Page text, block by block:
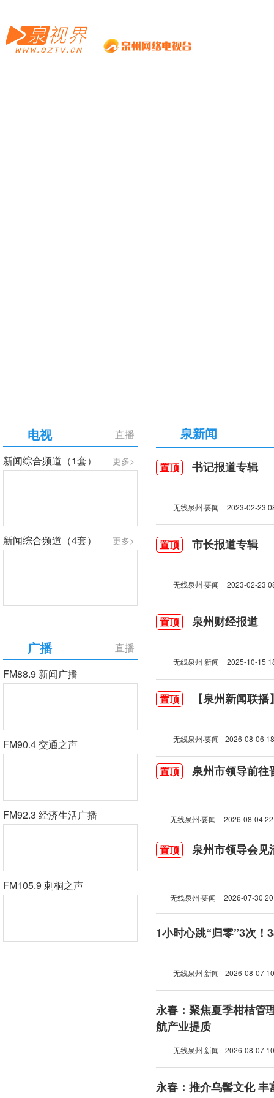
直播
电视
更多>
新闻综合频道（1套）
更多>
新闻综合频道（4套）
直播
广播
FM88.9 新闻广播
FM90.4 交通之声
FM92.3 经济生活广播
FM105.9 刺桐之声
泉新闻
置顶 书记报道专辑
无线泉州·要闻 2023-02-23
置顶 市长报道专辑
无线泉州·要闻 2023-02-23
置顶 泉州财经报道
无线泉州 新闻 2025-10-15
置顶 【泉州新闻联
无线泉州·要闻 2026-08-06
置顶 泉州市领导前往
无线泉州·要闻 2026-08-04
置顶 泉州市领导会见
无线泉州·要闻 2026-07-30
1小时心跳“归零”3次！
无线泉州 新闻 2026-08-07
永春：聚焦夏季柑桔管
航产业提质
无线泉州 新闻 2026-08-07
永春：推介乌髻文化 丰